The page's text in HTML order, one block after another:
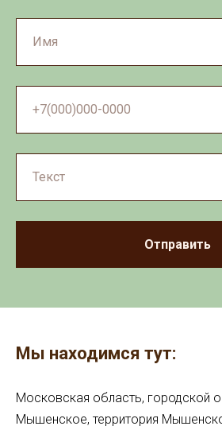
Отправить
Мы находимся тут:
Московская область, городской
Мышенское, территория